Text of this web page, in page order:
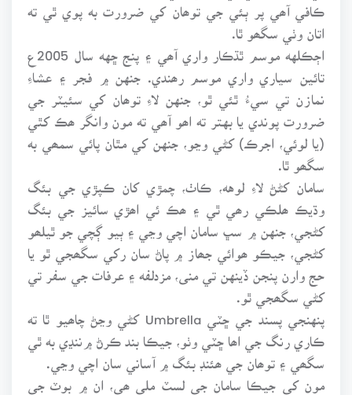
ڪافي آھي پر ٻئي جي توھان کي ضرورت به پوي ٿي ته
اتان وٺي سگھو ٿا.
تائين سياري واري موسم رھندي. جنهن ۾ فجر ۽ عشاءِ
نمازن تي سيءُ ٿئي ٿو، جنهن لاءِ توھان کي سئيٽر جي
ضرورت پوندي يا بهتر ته اھو آھي ته مون وانگر ھڪ کٿي
(يا لوئي، اجرڪ) کڻي وڃو، جنهن کي مٿان پائي سمھي به
سگھو ٿا.
سامان کڻڻ لاءِ لوهه، ڪاٺ، چمڙي کان ڪپڙي جي بئگ
وڌيڪ ھلڪي رھي ٿي ۽ ھڪ ئي اھڙي سائيز جي بئگ
کڻجي، جنهن ۾ سڀ سامان اچي وڃي ۽ ٻيو ڳچي جو ٿيلھو
کڻجي، جيڪو ھوائي جھاز ۾ پاڻ سان رکي سگھجي ٿو يا
حج وارن پنجن ڏينهن تي منى، مزدلفه ۽ عرفات جي سفر تي
کڻي سگھجي ٿو.
پنهنجي پسند جي ڇٽي Umbrella کڻي وڃڻ چاھيو ٿا ته
ڪاري رنگ جي اھا ڇٽي وٺو، جيڪا بند ڪرڻ ۾ننڍي به ٿي
سگھي ۽ توھان جي ھئنڊ بئگ ۾ آساني سان اچي وڃي.
مون کي جيڪا سامان جي لسٽ ملي ھي، ان ۾ بوٽ جي